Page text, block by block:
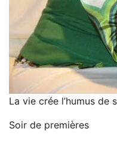
La vie crée l’humus de
Soir de premières